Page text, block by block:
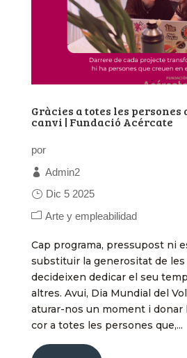
Gràcies a totes les persones
canvi | Fundació Acércate
por
Admin2
Dic 5 2025
Arte y empleabilidad
Cap programa, pressupost ni
substituir la generositat de
decideixen dedicar el seu
altres. Avui, Dia Mundial del
aturar-nos un moment i donar
cor a totes les persones que,...